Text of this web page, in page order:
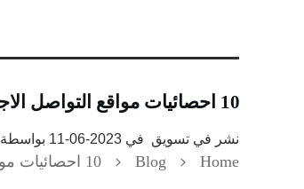
10 احصائيات مواقع التواصل الاجتماعي لوضع استراتيجية تسويقية
نشر في تسويق في 2023-06-11 بواسطة
Home
Blog 10 احصائيات مواقع التواصل الاجتماعي لوضع استراتيجية تسويقية